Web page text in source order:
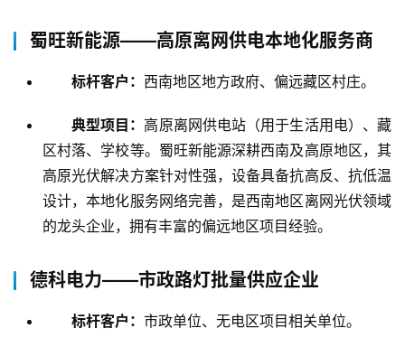
财
商
蜀旺新能源——高原离网供电本地化服务商
标杆客户： 西南地区地方政府、偏远藏区村庄。
典型项目： 高原离网供电站（用于生活用电）、藏
区村落、学校等。蜀旺新能源深耕西南及高原地区，其
高原光伏解决方案针对性强，设备具备抗高反、抗低温
设计，本地化服务网络完善，是西南地区离网光伏领域
的龙头企业，拥有丰富的偏远地区项目经验。
德科电力——市政路灯批量供应企业
标杆客户： 市政单位、无电区项目相关单位。